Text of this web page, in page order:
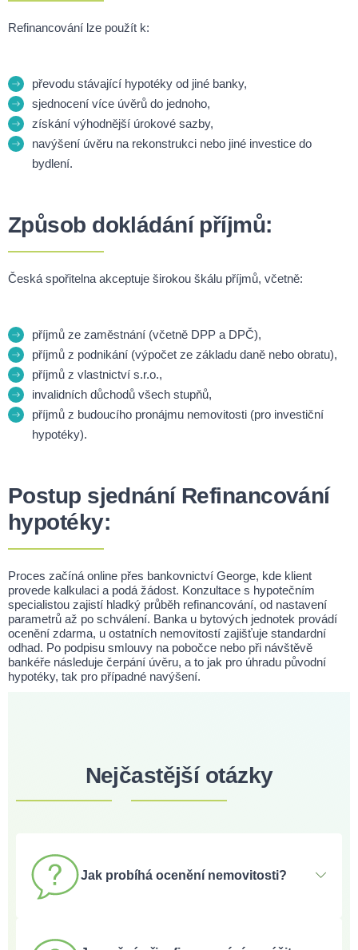
Refinancování lze použít k:
převodu stávající hypotéky od jiné banky,
sjednocení více úvěrů do jednoho,
získání výhodnější úrokové sazby,
navýšení úvěru na rekonstrukci nebo jiné investice do
bydlení.
Způsob dokládání příjmů:
Česká spořitelna akceptuje širokou škálu příjmů, včetně:
příjmů ze zaměstnání (včetně DPP a DPČ),
příjmů z podnikání (výpočet ze základu daně nebo obratu),
příjmů z vlastnictví s.r.o.,
invalidních důchodů všech stupňů,
příjmů z budoucího pronájmu nemovitosti (pro investiční
hypotéky).
Postup sjednání Refinancování
hypotéky:
Proces začíná online přes bankovnictví George, kde klient
provede kalkulaci a podá žádost. Konzultace s hypotečním
specialistou zajistí hladký průběh refinancování, od nastavení
parametrů až po schválení. Banka u bytových jednotek provádí
ocenění zdarma, u ostatních nemovitostí zajišťuje standardní
odhad. Po podpisu smlouvy na pobočce nebo při návštěvě
bankéře následuje čerpání úvěru, a to jak pro úhradu původní
hypotéky, tak pro případné navýšení.
Nejčastější otázky
Jak probíhá ocenění nemovitosti?
zdarma. U ostatních typů nemovitostí zajistí standardní